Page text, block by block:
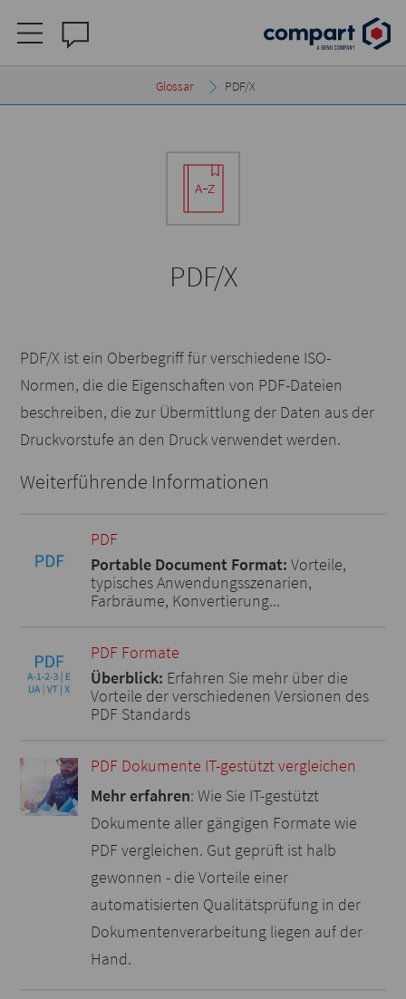
Glossar PDF/X
PDF/X
PDF/X ist ein Oberbegriff für verschiedene ISO-
Normen, die die Eigenschaften von PDF-Dateien
beschreiben, die zur Übermittlung der Daten aus der
Druckvorstufe an den Druck verwendet werden.
Weiterführende Informationen
PDF
Portable Document Format: Vorteile,
typisches Anwendungsszenarien,
Farbräume, Konvertierung...
PDF Formate
Überblick: Erfahren Sie mehr über die
Vorteile der verschiedenen Versionen des
PDF Standards
PDF Dokumente IT-gestützt vergleichen
Mehr erfahren: Wie Sie IT-gestützt
Dokumente aller gängigen Formate wie
PDF vergleichen. Gut geprüft ist halb
gewonnen - die Vorteile einer
automatisierten Qualitätsprüfung in der
Dokumentenverarbeitung liegen auf der
Hand.